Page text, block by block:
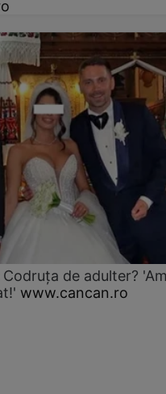
de adulter?
www.cancan.ro